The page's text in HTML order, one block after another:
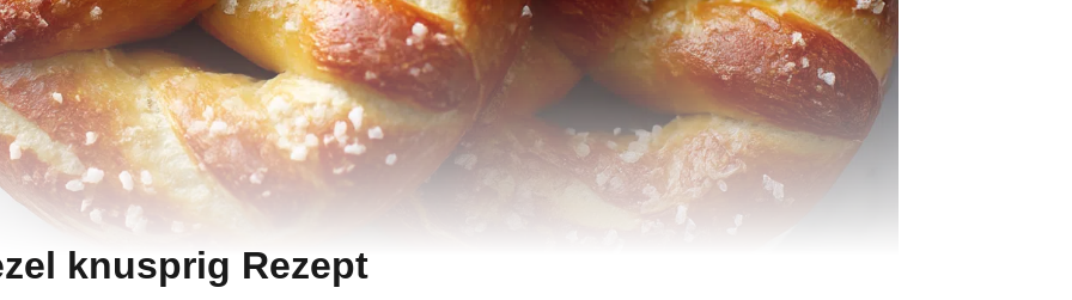
knusprig Rezept